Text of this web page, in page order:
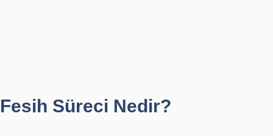
Fesih Süreci Nedir?